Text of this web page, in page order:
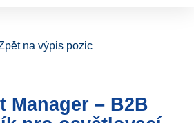
na výpis pozic
Manager – B2B